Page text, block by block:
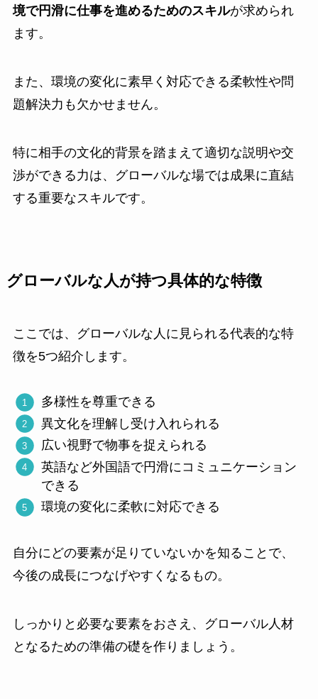
境で円滑に仕事を進めるためのスキルが求められ
ます。
また、環境の変化に素早く対応できる柔軟性や問
題解決力も欠かせません。
特に相手の文化的背景を踏まえて適切な説明や交
渉ができる力は、グローバルな場では成果に直結
する重要なスキルです。
グローバルな人が持つ具体的な特徴
ここでは、グローバルな人に見られる代表的な特
徴を5つ紹介します。
多様性を尊重できる
異文化を理解し受け入れられる
広い視野で物事を捉えられる
英語など外国語で円滑にコミュニケーション
できる
環境の変化に柔軟に対応できる
自分にどの要素が足りていないかを知ることで、
今後の成長につなげやすくなるもの。
しっかりと必要な要素をおさえ、グローバル人材
となるための準備の礎を作りましょう。